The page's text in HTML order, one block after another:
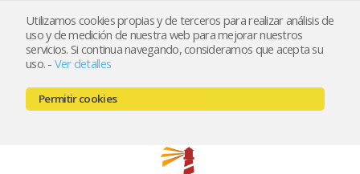
Utilizamos cookies propias y de terceros para realizar análisis de
uso y de medición de nuestra web para mejorar nuestros
servicios. Si continua navegando, consideramos que acepta su
uso. - Ver detalles
Permitir cookies
Registrarse Mi cuenta
666521122 // 654999333